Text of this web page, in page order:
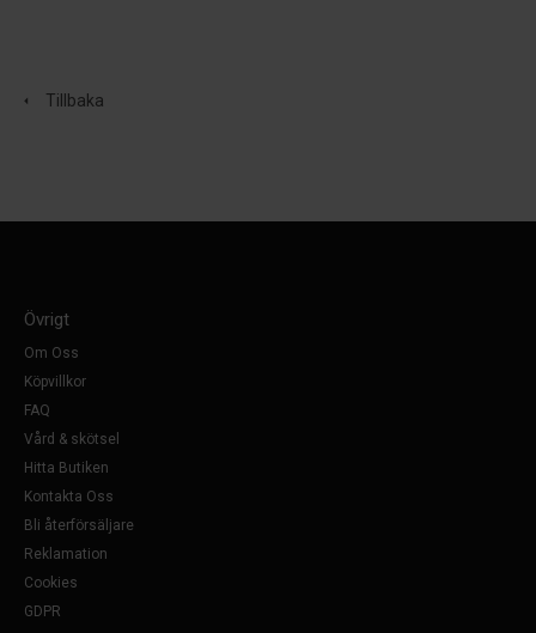
Tillbaka
Övrigt
Om Oss
Köpvillkor
FAQ
Vård & skötsel
Hitta Butiken
Kontakta Oss
Bli återförsäljare
Reklamation
Cookies
GDPR